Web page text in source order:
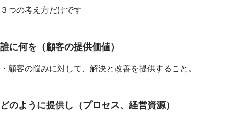
３つの考え方だけです
誰に何を（顧客の提供価値）
・顧客の悩みに対して、解決と改善を提供すること。
どのように提供し（プロセス、経営資源）